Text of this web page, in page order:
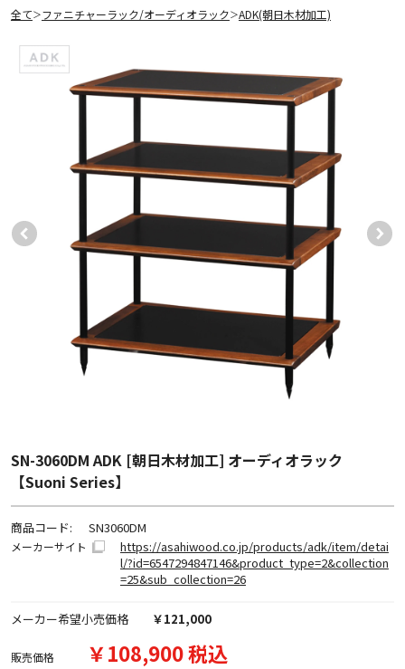
全て＞ファニチャーラック/オーディオラック＞ADK(朝日木材加工)
SN-3060DM ADK [朝日木材加工] オーディオラック
【Suoni Series】
商品コード: SN3060DM
メーカーサイト
https://asahiwood.co.jp/products/adk/item/detai
l/?id=6547294847146&product_type=2&collection
=25&sub_collection=26
メーカー希望小売価格 ￥121,000
販売価格 ￥108,900 税込